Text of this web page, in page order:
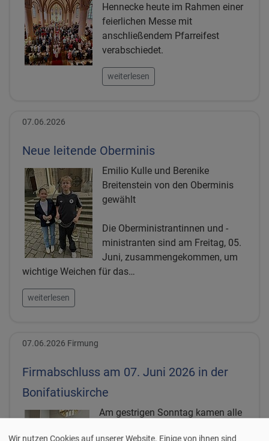
Hennecke heute im Rahmen einer
feierlichen Messe mit
anschließendem Pfarreifest
verabschiedet.
weiterlesen
07.06.2026
Neue leitende Oberminis
Emilio Kulle und Berenike
Breitenstein von den Oberminis
gewählt
Die Oberministrantinnen und -
ministranten sind am Freitag, 05.
Juni, zusammengekommen, um
wichtige Weichen für das…
weiterlesen
07.06.2026 Firmung
Firmabschluss am 07. Juni 2026 in der
Bonifatiuskirche
Am gestrigen Sonntag kamen alle
Wir nutzen Cookies auf unserer Website. Einige von ihnen sind